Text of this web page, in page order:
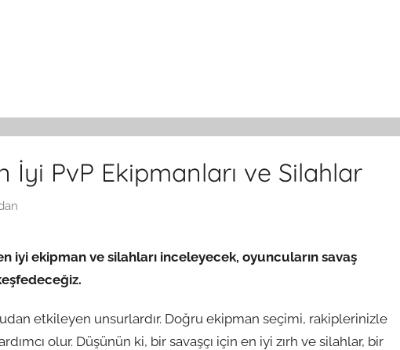
İyi PvP Ekipmanları ve Silahlar
iyi ekipman ve silahları inceleyecek, oyuncuların savaş
etkileyen unsurlardır. Doğru ekipman seçimi, rakiplerinizle
olur. Düşünün ki, bir savaşçı için en iyi zırh ve silahlar, bir